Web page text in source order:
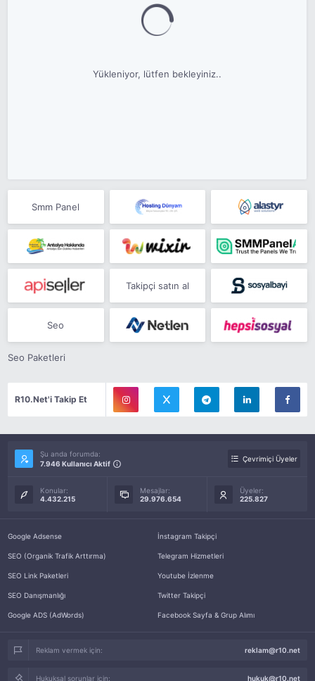
Yükleniyor, lütfen bekleyiniz..
Smm Panel
Takipçi satın al
Seo
Seo Paketleri
R10.Net'i Takip Et
Şu anda forumda:
7.946 Kullanıcı Aktif
Çevrimiçi Üyeler
Konular:
4.432.215
Mesajlar:
29.976.654
Üyeler:
225.827
Google Adsense
SEO (Organik Trafik Arttırma)
SEO Link Paketleri
SEO Danışmanlığı
Google ADS (AdWords)
İnstagram Takipçi
Telegram Hizmetleri
Youtube İzlenme
Twitter Takipçi
Facebook Sayfa & Grup Alımı
Reklam vermek için: reklam@r10.net
Hukuksal sorunlar için: hukuk@r10.net